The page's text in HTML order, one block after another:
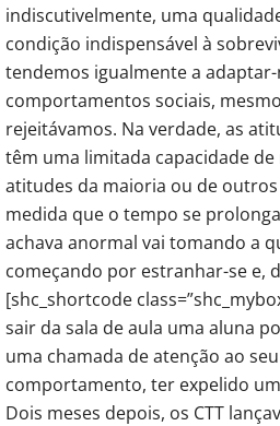
indiscutivelmente, uma
condição indispensável à
tendemos igualmente a
comportamentos sociais,
rejeitávamos. Na verdade, as
têm uma limitada capacidade de
atitudes da maioria ou de
medida que o tempo se
achava anormal vai tomando a
começando por estranhar-se e,
[shc_shortcode
sair da sala de aula uma aluna
uma chamada de atenção ao
comportamento, ter expelido
Dois meses depois, os CTT